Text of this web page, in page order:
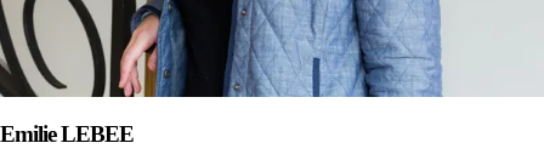
Emilie LEBEE